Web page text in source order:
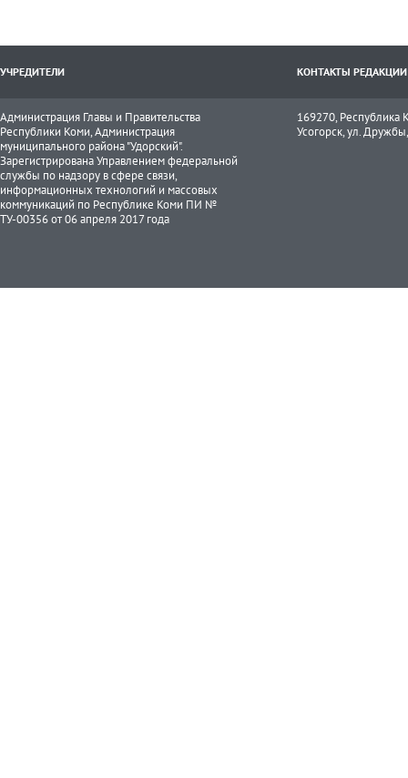
УЧРЕДИТЕЛИ КОНТАКТЫ РЕДАКЦИИ
Администрация Главы и Правительства
Республики Коми, Администрация
муниципального района "Удорский".
Зарегистрирована Управлением федеральной
службы по надзору в сфере связи,
информационных технологий и массовых
коммуникаций по Республике Коми ПИ №
ТУ-00356 от 06 апреля 2017 года
169270, Республика
Усогорск, ул.